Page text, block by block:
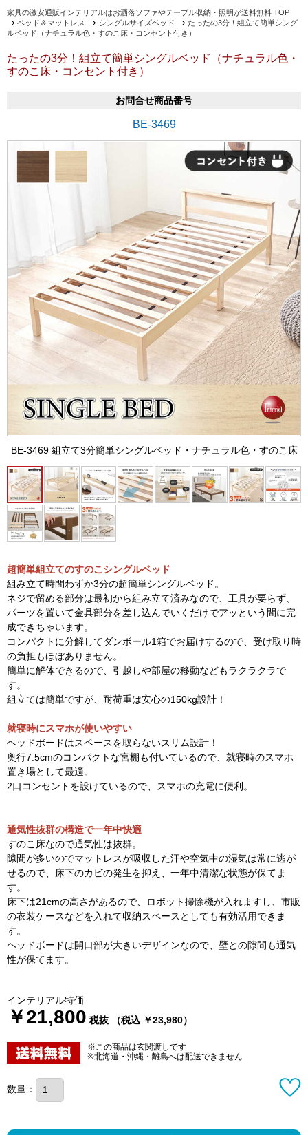
家具の激安通販インテリアルはお洒落ソファやテーブル収納・照明が送料無料 TOP
ベッド＆マットレス
シングルサイズベッド
たったの3分！組立て簡単シング
ルベッド（ナチュラル色・すのこ床・コンセント付き）
たったの3分！組立て簡単シングルベッド（ナチュラル色・
すのこ床・コンセント付き）
お問合せ商品番号
BE-3469
BE-3469 組立て3分簡単シングルベッド・ナチュラル色・すのこ床
超簡単組立てのすのこシングルベッド
組み立て時間わずか3分の超簡単シングルベッド。
ネジで留める部分は最初から組み立て済みなので、工具が要らず、
パーツを置いて金具部分を差し込んでいくだけでアッという間に完
成できちゃいます。
コンパクトに分解してダンボール1箱でお届けするので、受け取り時
の負担もほぼありません。
簡単に解体できるので、引越しや部屋の移動などもラクラクラで
す。
組立ては簡単ですが、耐荷重は安心の150kg設計！
就寝時にスマホが使いやすい
ヘッドボードはスペースを取らないスリム設計！
奥行7.5cmのコンパクトな宮棚も付いているので、就寝時のスマホ
置き場として最適。
2口コンセントを設けているので、スマホの充電に便利。
通気性抜群の構造で一年中快適
すのこ床なので通気性は抜群。
隙間が多いのでマットレスが吸収した汗や空気中の湿気は常に逃が
せるので、床下のカビの発生を抑え、一年中清潔な状態が保てま
す。
床下は21cmの高さがあるので、ロボット掃除機が入れますし、市販
の衣装ケースなどを入れて収納スペースとしても有効活用できま
す。
ヘッドボードは開口部が大きいデザインなので、壁との隙間も通気
性が保てます。
インテリアル特価
￥21,800 税抜 （税込 ￥23,980）
※この商品は玄関渡しです
※北海道・沖縄・離島へは配送できません
数量：